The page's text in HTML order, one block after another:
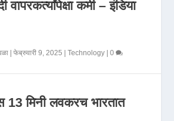
वापरकर्त्यांपेक्षा कमी – इंडिया
|फेब्रुवारी 9, 2025 |Technology |0
13 मिनी लवकरच भारतात